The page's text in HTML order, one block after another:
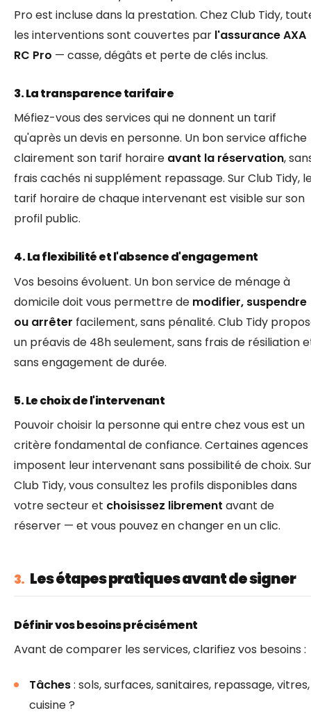
Pro est incluse dans la prestation. Chez Club Tidy,
les interventions sont couvertes par l'assurance AXA
RC Pro — casse, dégâts et perte de clés inclus.
3. La transparence tarifaire
Méfiez-vous des services qui ne donnent un tarif
qu'après un devis en personne. Un bon service affiche
clairement son tarif horaire avant la réservation,
frais cachés ni supplément repassage. Sur Club Tidy,
tarif horaire de chaque intervenant est visible sur son
profil public.
4. La flexibilité et l'absence d'engagement
Vos besoins évoluent. Un bon service de ménage à
domicile doit vous permettre de modifier, suspendre
ou arrêter facilement, sans pénalité. Club Tidy
un préavis de 48h seulement, sans frais de résiliation
sans engagement de durée.
5. Le choix de l'intervenant
Pouvoir choisir la personne qui entre chez vous est un
critère fondamental de confiance. Certaines agences
imposent leur intervenant sans possibilité de choix. Sur
Club Tidy, vous consultez les profils disponibles dans
votre secteur et choisissez librement avant de
réserver — et vous pouvez en changer en un clic.
3. Les étapes pratiques avant de signer
Définir vos besoins précisément
Avant de comparer les services, clarifiez vos besoins :
Tâches: sols, surfaces, sanitaires, repassage, vitres,
cuisine ?